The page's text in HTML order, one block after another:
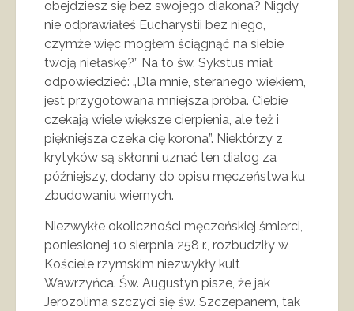
obejdziesz się bez swojego diakona? Nigdy
nie odprawiałeś Eucharystii bez niego,
czymże więc mogłem ściągnąć na siebie
twoją niełaskę?” Na to św. Sykstus miał
odpowiedzieć: „Dla mnie, steranego wiekiem,
jest przygotowana mniejsza próba. Ciebie
czekają wiele większe cierpienia, ale też i
piękniejsza czeka cię korona”. Niektórzy z
krytyków są skłonni uznać ten dialog za
późniejszy, dodany do opisu męczeństwa ku
zbudowaniu wiernych.
Niezwykłe okoliczności męczeńskiej śmierci,
poniesionej 10 sierpnia 258 r., rozbudziły w
Kościele rzymskim niezwykły kult
Wawrzyńca. Św. Augustyn pisze, że jak
Jerozolima szczyci się św. Szczepanem, tak